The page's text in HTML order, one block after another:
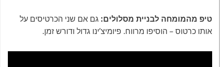
טיפ מהמומחה לבניית מסלולים: גם אם שני הכרטיסים על
אותו כרטוס – הוסיפו מרווח. פיומיצ’ינו גדול ודורש זמן.